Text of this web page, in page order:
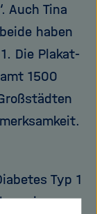
Auch Tina
haben
Die Plakat-
1500
Typ 1
im